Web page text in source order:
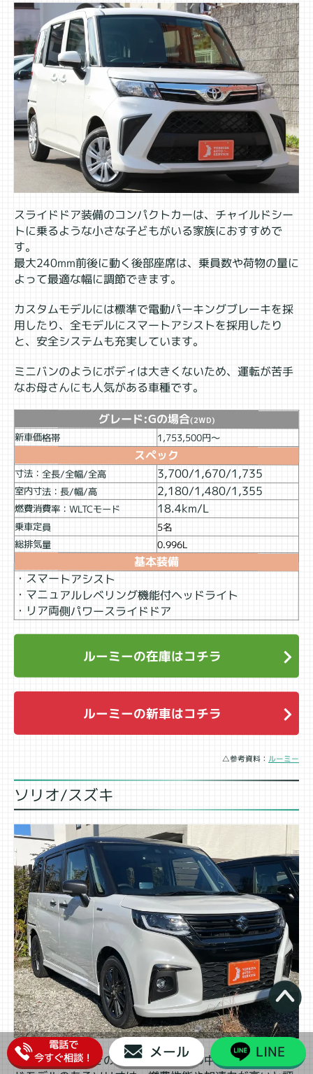
電話で
今すぐ相談！ メール LINE
スライドドア装備のコンパクトカーは、チャイルドシー
トに乗るような小さな子どもがいる家族におすすめで
す。
最大240mm前後に動く後部座席は、乗員数や荷物の量に
よって最適な幅に調節できます。
カスタムモデルには標準で電動パーキングブレーキを採
用したり、全モデルにスマートアシストを採用したり
と、安全システムも充実しています。
ミニバンのようにボディは大きくないため、運転が苦手
なお母さんにも人気がある車種です。
グレード:Gの場合(2WD)
新車価格帯 1,753,500円～
スペック
寸法：全長/全幅/全高 3,700/1,670/1,735
室内寸法：長/幅/高 2,180/1,480/1,355
燃費消費率：WLTCモード 18.4km/L
乗車定員 5名
総排気量 0.996L
基本装備
・スマートアシスト
・マニュアルレベリング機能付ヘッドライト
・リア両側パワースライドドア
ルーミーの在庫はコチラ
ルーミーの新車はコチラ
△参考資料： ルーミー
ソリオ/スズキ
スライドドア付きのコンパクトカーの中でもハイブリッ